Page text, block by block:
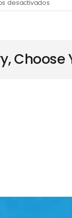
desactivadosen
Choose